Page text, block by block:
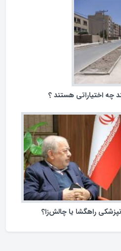
در مبارزه با فساد
چه اختیاراتی هستند ؟